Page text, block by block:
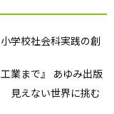
学校社会科実践の創
業まで』 あゆみ出版
見えない世界に挑む